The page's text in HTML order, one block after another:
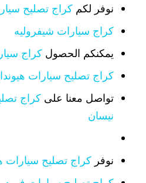
نوفر لكم كراج تصليح
كراج سيارات شيفروليه
يمكنكم الحصول كراج
كراج تصليح سيارات
تواصل معنا على كراج
نيسان
نوفر كراج تصليح سيارات